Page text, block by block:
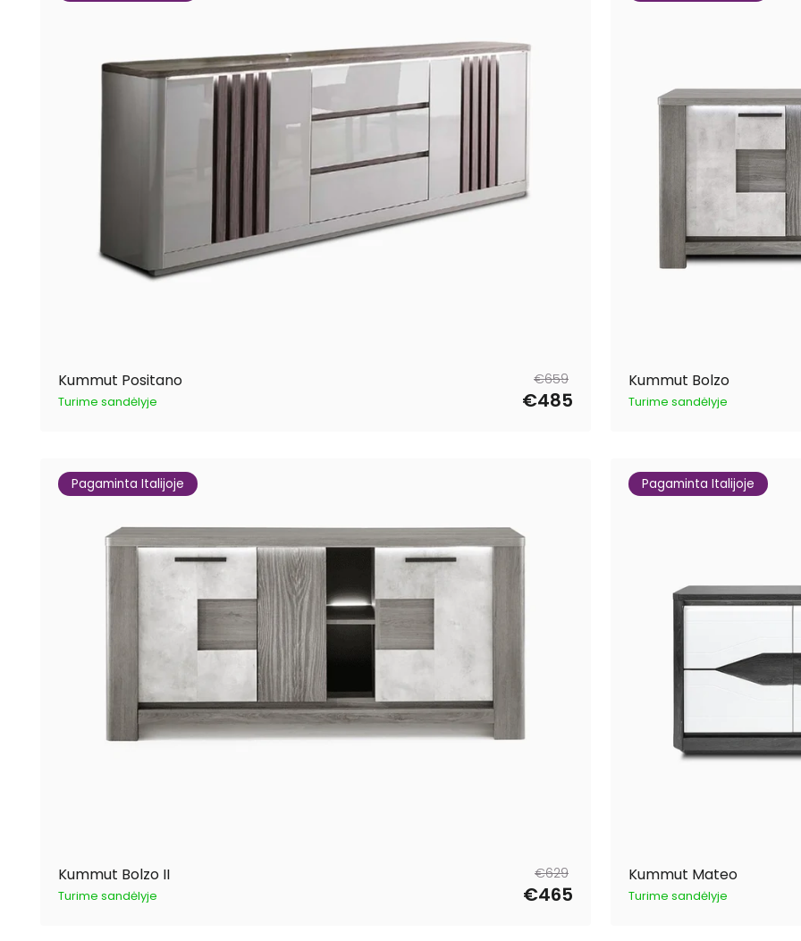
Kummut Positano
Turime sandėlyje
Tavahind
€659
Müügihind
€485
Kummut Bolzo
Turime sandėlyje
Pagaminta Italijoje
Kummut Bolzo II
Turime sandėlyje
Tavahind
€629
Müügihind
€465
Pagaminta Italijoje
Kummut Mateo
Turime sandėlyje